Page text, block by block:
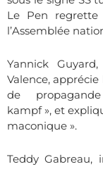
Le Pen regrette
l’Assemblée
Yannick
Valence,
de
kampf », et
maconique ».
Teddy Gabreau,